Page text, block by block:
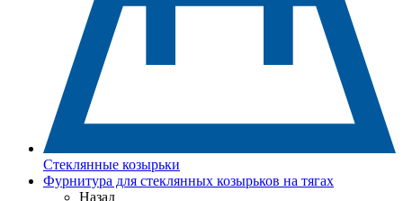
Стеклянные козырьки
Фурнитура для стеклянных козырьков на тягах
Назад